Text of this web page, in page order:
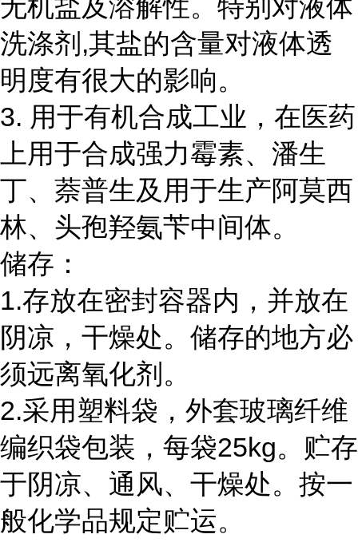
无机盐及溶解性。特别对液体
洗涤剂,其盐的含量对液体透
明度有很大的影响。
3. 用于有机合成工业，在医药
上用于合成强力霉素、潘生
丁、萘普生及用于生产阿莫西
林、头孢羟氨苄中间体。
储存：
1.存放在密封容器内，并放在
阴凉，干燥处。储存的地方必
须远离氧化剂。
2.采用塑料袋，外套玻璃纤维
编织袋包装，每袋25kg。贮存
于阴凉、通风、干燥处。按一
般化学品规定贮运。